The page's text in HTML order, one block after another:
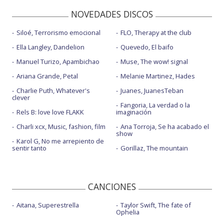
NOVEDADES DISCOS
Siloé, Terrorismo emocional
Ella Langley, Dandelion
Manuel Turizo, Apambichao
Ariana Grande, Petal
Charlie Puth, Whatever's
clever
Rels B: love love FLAKK
Charli xcx, Music, fashion, film
Karol G, No me arrepiento de
sentir tanto
FLO, Therapy at the club
Quevedo, El baifo
Muse, The wow! signal
Melanie Martinez, Hades
Juanes, JuanesTeban
Fangoria, La verdad o la
imaginación
Ana Torroja, Se ha acabado el
show
Gorillaz, The mountain
CANCIONES
Aitana, Superestrella Taylor Swift, The fate of
Ophelia